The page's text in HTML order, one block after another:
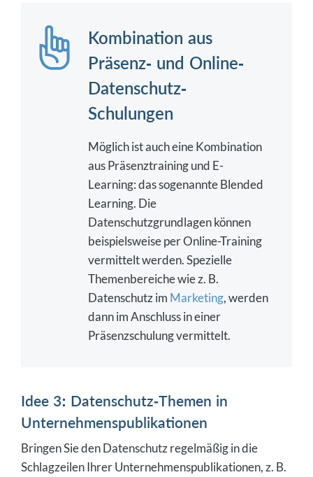
Kombination aus
Präsenz- und Online-
Datenschutz-
Schulungen
Möglich ist auch eine Kombination
aus Präsenztraining und E-
Learning: das sogenannte Blended
Learning. Die
Datenschutzgrundlagen können
beispielsweise per Online-Training
vermittelt werden. Spezielle
Themenbereiche wie z. B.
Datenschutz im Marketing, werden
dann im Anschluss in einer
Präsenzschulung vermittelt.
Idee 3: Datenschutz-Themen in
Unternehmenspublikationen
Bringen Sie den Datenschutz regelmäßig in die
Schlagzeilen Ihrer Unternehmenspublikationen, z. B.